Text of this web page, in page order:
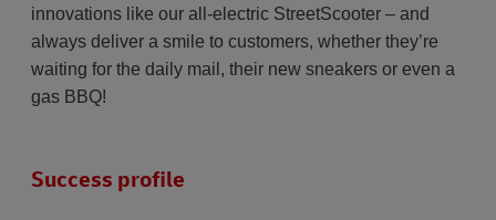
innovations like our all-electric StreetScooter – and
always deliver a smile to customers, whether they’re
waiting for the daily mail, their new sneakers or even a
gas BBQ!
Success profile